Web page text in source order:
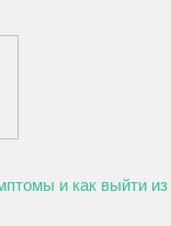
и как выйти из